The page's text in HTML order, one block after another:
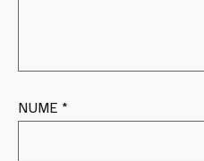
NUME *